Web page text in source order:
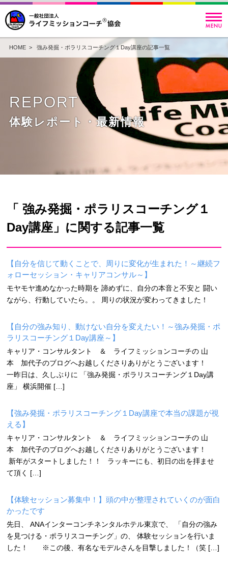
HOME> 強み発掘・ポラリスコーチング１Day講座の記事一覧
REPORT
体験レポート・最新情報
「 強み発掘・ポラリスコーチング１
Day講座」に関する記事一覧
【自分を信じて動くことで、周りに変化が生まれた！～継続フ
ォローセッション・キャリアコンサル～】
モヤモヤ進めなかった時期を 諦めずに、自分の本音と不安と 闘い
ながら、行動していたら。。 周りの状況が変わってきました！
【自分の強み知り、動けない自分を変えたい！～強み発掘・ポ
ラリスコーチング１Day講座～】
キャリア・コンサルタント ＆ ライフミッションコーチの 山
本 加代子のブログへお越しくださりありがとうございます！
一昨日は、久しぶりに 「強み発掘・ポラリスコーチング１Day講
座」 横浜開催 […]
【強み発掘・ポラリスコーチング１Day講座で本当の課題が視
える】
キャリア・コンサルタント ＆ ライフミッションコーチの 山
本 加代子のブログへお越しくださりありがとうございます！
新年がスタートしました！！ ラッキーにも、初日の出を拝ませ
て頂く […]
【体験セッション募集中！】頭の中が整理されていくのが面白
かったです
先日、 ANAインターコンチネンタルホテル東京で、 「自分の強み
を見つける・ポラリスコーチング」の、 体験セッションを行いま
した！ ※この後、有名なモデルさんを目撃しました！（笑 […]